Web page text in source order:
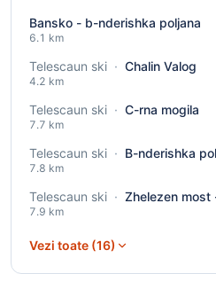
Bansko - b-nderishka poljana
6.1 km
Telescaun ski · Chalin Valog
4.2 km
Telescaun ski · C-rna mogila
7.7 km
Telescaun ski · B-nderishka
7.8 km
Telescaun ski · Zhelezen most
7.9 km
Vezi toate (16)